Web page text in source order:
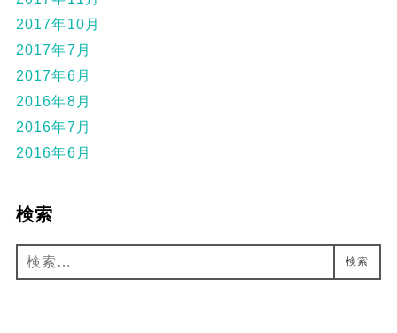
2017年10月
2017年7月
2017年6月
2016年8月
2016年7月
2016年6月
検索
検
索:
検索